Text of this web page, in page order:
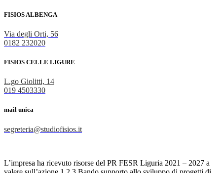
FISIOS ALBENGA
Via degli Orti, 56
0182 232020
FISIOS CELLE LIGURE
L.go Giolitti, 14
019 4503330
mail unica
segreteria@studiofisios.it
L’impresa ha ricevuto risorse del PR FESR Liguria 2021 – 2027 a